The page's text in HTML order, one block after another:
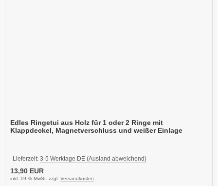
Edles Ringetui aus Holz für 1 oder 2 Ringe mit
Klappdeckel, Magnetverschluss und weißer Einlage
Lieferzeit: 3-5 Werktage DE (Ausland abweichend)
13,90 EUR
inkl. 19 % MwSt. zzgl. Versandkosten